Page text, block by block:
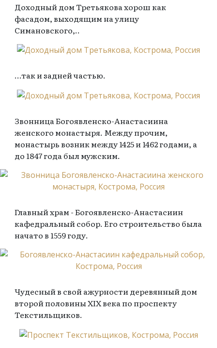
Доходный дом Третьякова хорош как
фасадом, выходящим на улицу
Симановского,..
…так и задней частью.
Звонница Богоявленско-Анастасиина
женского монастыря. Между прочим,
монастырь возник между 1425 и 1462 годами, а
до 1847 года был мужским.
Главный храм - Богоявленско-Анастасиин
кафедральный собор. Его строительство была
начато в 1559 году.
Чудесный в свой ажурности деревянный дом
второй половины XIX века по проспекту
Текстильщиков.